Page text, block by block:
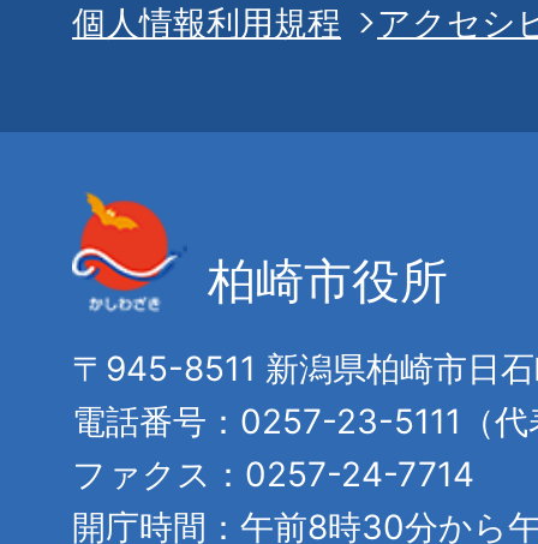
個人情報利用規程
アクセシ
柏崎市役所
〒945-8511 新潟県柏崎市日
電話番号：0257-23-5111（代
ファクス：0257-24-7714
開庁時間：午前8時30分から